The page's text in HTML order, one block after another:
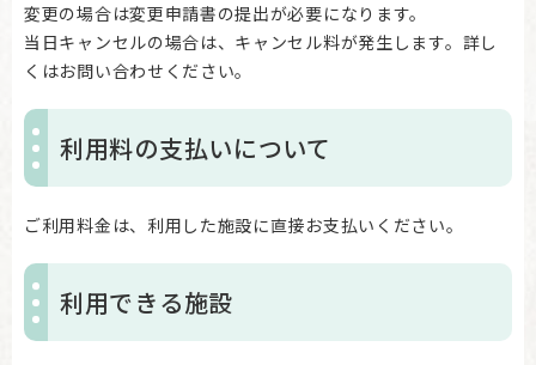
変更の場合は変更申請書の提出が必要になります。
当日キャンセルの場合は、キャンセル料が発生します。詳し
くはお問い合わせください。
利用料の支払いについて
ご利用料金は、利用した施設に直接お支払いください。
利用できる施設